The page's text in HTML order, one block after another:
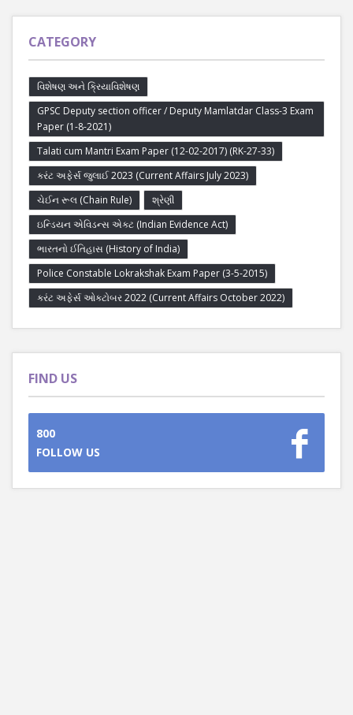
CATEGORY
વિશેષણ અને ક્રિયાવિશેષણ
GPSC Deputy section officer / Deputy Mamlatdar Class-3 Exam
Paper (1-8-2021)
Talati cum Mantri Exam Paper (12-02-2017) (RK-27-33)
કરંટ અફેર્સ જુલાઈ 2023 (Current Affairs July 2023)
ચેઈન રૂલ (Chain Rule)
શ્રેણી
ઇન્ડિયન એવિડન્સ એક્ટ (Indian Evidence Act)
ભારતનો ઈતિહાસ (History of India)
Police Constable Lokrakshak Exam Paper (3-5-2015)
કરંટ અફેર્સ ઓક્ટોબર 2022 (Current Affairs October 2022)
FIND US
800
FOLLOW US